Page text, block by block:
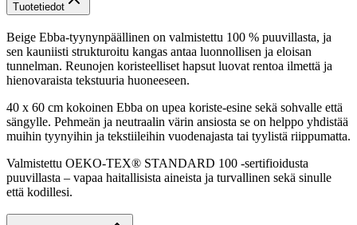
Tuotetiedot
Beige Ebba-tyynynpäällinen on valmistettu 100 % puuvillasta, ja
sen kauniisti strukturoitu kangas antaa luonnollisen ja eloisan
tunnelman. Reunojen koristeelliset hapsut luovat rentoa ilmettä ja
hienovaraista tekstuuria huoneeseen.
40 x 60 cm kokoinen Ebba on upea koriste-esine sekä sohvalle että
sängylle. Pehmeän ja neutraalin värin ansiosta se on helppo yhdistää
muihin tyynyihin ja tekstiileihin vuodenajasta tai tyylistä riippumatta.
Valmistettu OEKO-TEX® STANDARD 100 -sertifioidusta
puuvillasta – vapaa haitallisista aineista ja turvallinen sekä sinulle
että kodillesi.